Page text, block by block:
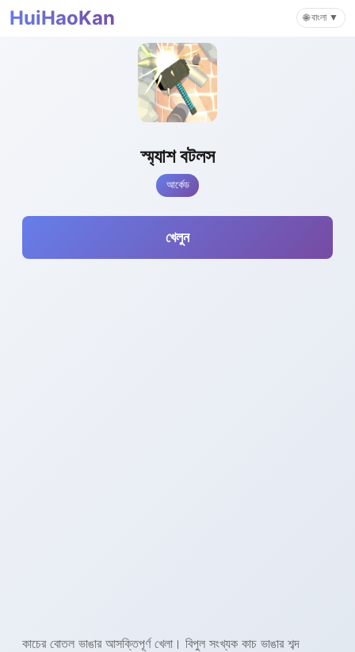
HuiHaoKan 🌐 বাংলা ▼
স্ম্যাশ বটলস
আর্কেড
খেলুন
কাচের বোতল ভাঙার আসক্তিপূর্ণ খেলা। বিপুল সংখ্যক কাচ ভাঙার শব্দ